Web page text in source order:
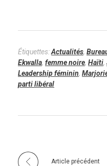
Étiquettes:Actualités,
Ekwalla, femme noire, Haïti,
Leadership féminin,
parti libéral
Article précédent